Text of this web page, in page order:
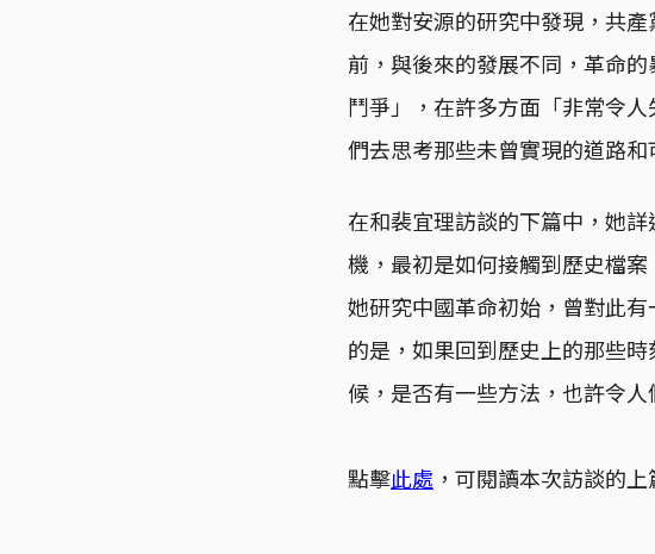
在她對安源的研究中發現，共
前，與後來的發展不同，革命
鬥爭」，在許多方面「非常令
們去思考那些未曾實現的道路和
在和裴宜理訪談的下篇中，她
機，最初是如何接觸到歷史檔
她研究中國革命初始，曾對此
的是，如果回到歷史上的那些
候，是否有一些方法，也許令
點擊此處 ，可閱讀本次訪談的上